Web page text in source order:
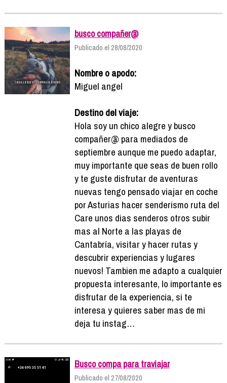
busco compañer@
Publicado el 28/08/2020
Nombre o apodo:
Miguel angel
Destino del viaje:
Hola soy un chico alegre y busco
compañer@ para mediados de
septiembre aunque me puedo adaptar,
muy importante que seas de buen rollo
y te guste disfrutar de aventuras
nuevas tengo pensado viajar en coche
por Asturias hacer senderismo ruta del
Care unos dias senderos otros subir
mas al Norte a las playas de
Cantabría, visitar y hacer rutas y
descubrir experiencias y lugares
nuevos! Tambien me adapto a cualquier
propuesta interesante, lo importante es
disfrutar de la experiencia, si te
interesa y quieres saber mas de mi
deja tu instag…
Busco compa para traviajar
Publicado el 27/08/2020